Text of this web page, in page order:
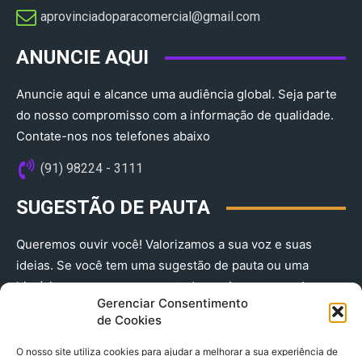
Gerenciar Consentimento
de Cookies
O nosso site utiliza cookies para ajudar a melhorar a sua experiência de
aprovinciadoparacomercial@gmail.com​
ANUNCIE AQUI
Anuncie aqui e alcance uma audiência global. Seja parte
do nosso compromisso com a informação de qualidade.
Contate-nos nos telefones abaixo
(91) 98224 - 3111
SUGESTÃO DE PAUTA
Queremos ouvir você! Valorizamos a sua voz e suas
ideias. Se você tem uma sugestão de pauta ou uma
história que merece ser contada, envie-nos agora!
(91) 98224 - 3111